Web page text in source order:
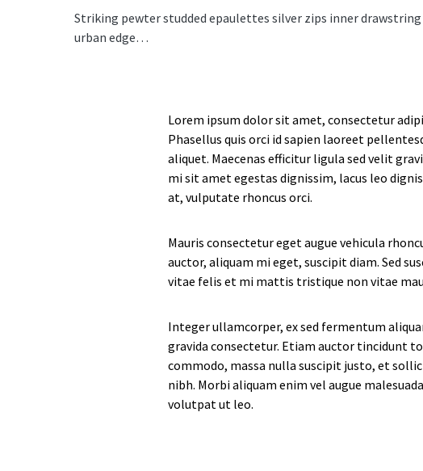
Striking pewter studded epaulettes silver zips inner
urban edge…
Lorem ipsum dolor sit amet, consectetur
Phasellus quis orci id sapien laoreet
aliquet. Maecenas efficitur ligula sed velit
mi sit amet egestas dignissim, lacus leo
at, vulputate rhoncus orci.
Mauris consectetur eget augue vehicula
auctor, aliquam mi eget, suscipit diam. Sed
vitae felis et mi mattis tristique non vitae
Integer ullamcorper, ex sed fermentum
gravida consectetur. Etiam auctor tincidunt
commodo, massa nulla suscipit justo, et
nibh. Morbi aliquam enim vel augue
volutpat ut leo.